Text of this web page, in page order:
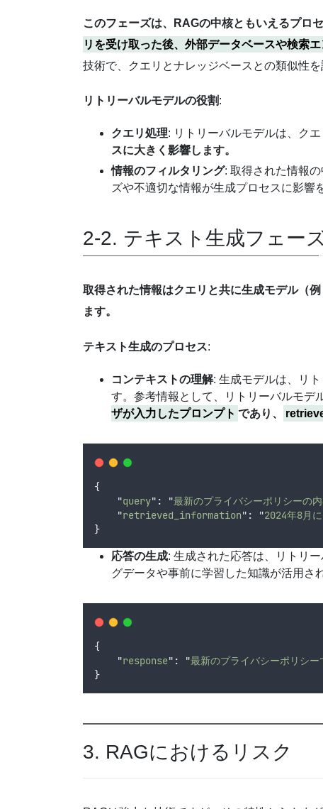
このフェーズは、RAGの中核ともいえるプロ
リを受け取った後、外部データベースや検索
技術で、クエリとナレッジベースとの類似性を
リトリーバルモデルの役割:
クエリ処理: リトリーバルモデルは、ク
スに大きく影響します。
情報のフィルタリング: 取得された情報
ズや不適切な情報が生成プロセスに影響
2-2. テキスト生成フェー
取得された情報はクエリと共に生成モデル（
ます。
テキスト生成のプロセス:
コンテキストの理解: 生成モデルは、リ
す。参考情報として、リトリーバルモデ
ザが入力したプロンプト であり、
{
"query" : "最新のプライバシーポリシーの内
"retrieved_information" : "2024年8月
}
応答の生成: 生成された応答は、リトリ
グデータや事前に学習した知識が活用さ
{
"response" : "最新のプライバシーポリシ
}
3. RAGにおけるリスク